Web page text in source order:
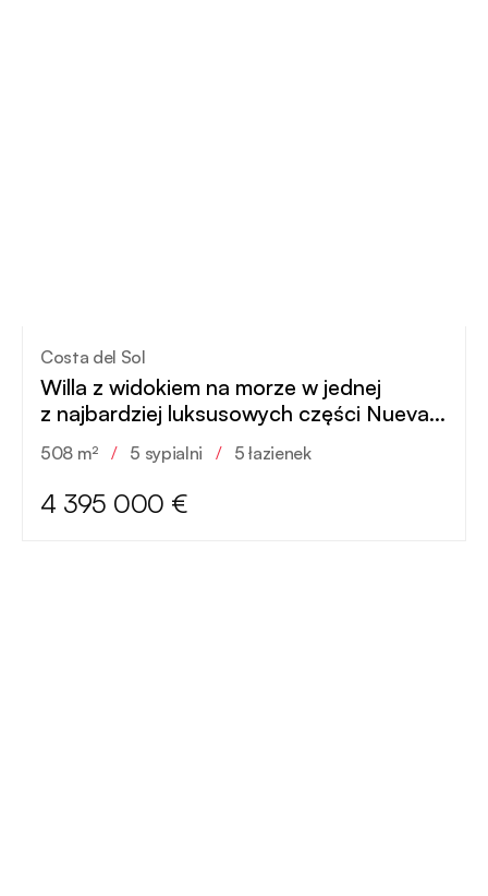
Costa del Sol
Willa z widokiem na morze w jednej
z najbardziej luksusowych części Nueva
Andalucia
508 m² / 5 sypialni / 5 łazienek
4 395 000 €